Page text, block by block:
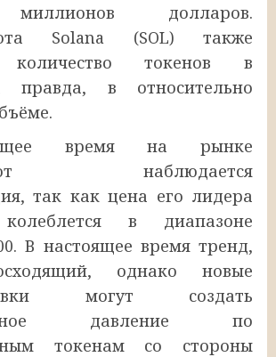
долларов.
Solana (SOL) также
количество токенов в
правда, в относительно
время на рынке
наблюдается
так как цена его лидера
в диапазоне
В настоящее время тренд,
однако новые
могут создать
давление по
токенам со стороны